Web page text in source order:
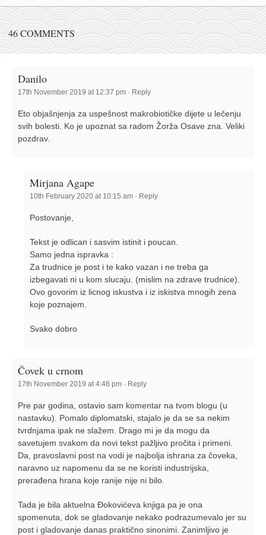
46 COMMENTS
Danilo
17th November 2019 at 12:37 pm · Reply
Eto objašnjenja za uspešnost makrobiotičke dijete u lečenju
svih bolesti. Ko je upoznat sa radom Žorža Osave zna. Veliki
pozdrav.
Mirjana Agape
10th February 2020 at 10:15 am · Reply
Postovanje,
Tekst je odlican i sasvim istinit i poucan.
Samo jedna ispravka :
Za trudnice je post i te kako vazan i ne treba ga
izbegavati ni u kom slucaju. (mislim na zdrave trudnice).
Ovo govorim iz licnog iskustva i iz iskistva mnogih zena
koje poznajem.
Svako dobro
Čovek u crnom
17th November 2019 at 4:46 pm · Reply
Pre par godina, ostavio sam komentar na tvom blogu (u
nastavku). Pomalo diplomatski, stajalo je da se sa nekim
tvrdnjama ipak ne slažem. Drago mi je da mogu da
savetujem svakom da novi tekst pažljivo pročita i primeni.
Da, pravoslavni post na vodi je najbolja ishrana za čoveka,
naravno uz napomenu da se ne koristi industrijska,
prerađena hrana koje ranije nije ni bilo.
Tada je bila aktuelna Đokovićeva knjiga pa je ona
spomenuta, dok se gladovanje nekako podrazumevalo jer su
post i gladovanje danas praktično sinonimi. Zanimljivo je